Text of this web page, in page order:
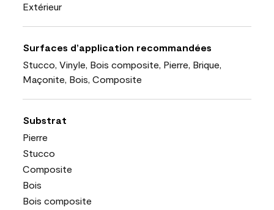
Extérieur
Surfaces d’application recommandées
Stucco, Vinyle, Bois composite, Pierre, Brique,
Maçonite, Bois, Composite
Substrat
Pierre
Stucco
Composite
Bois
Bois composite